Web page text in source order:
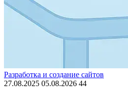
Разработка и создание сайтов
27.08.2025 05.08.2026 44